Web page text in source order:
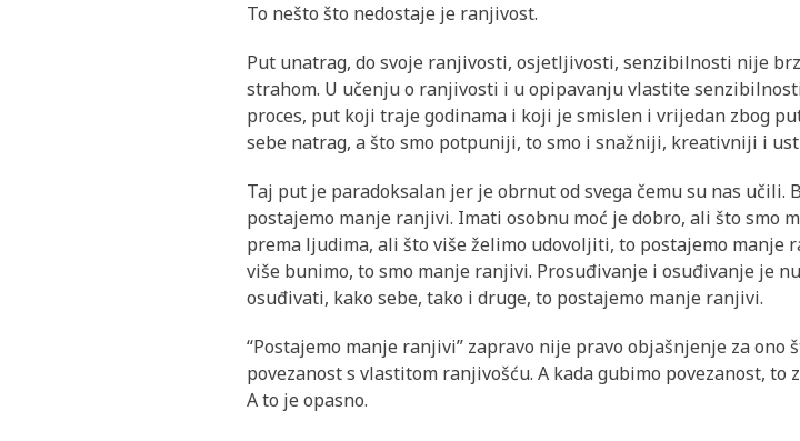
To nešto što nedostaje je ranjivost.
Put unatrag, do svoje ranjivosti, osjetljivosti, senzibilnosti nije
strahom. U učenju o ranjivosti i u opipavanju vlastite
proces, put koji traje godinama i koji je smislen i vrijedan zbog
sebe natrag, a što smo potpuniji, to smo i snažniji, kreativniji i
Taj put je paradoksalan jer je obrnut od svega čemu su nas učili.
postajemo manje ranjivi. Imati osobnu moć je dobro, ali što smo
prema ljudima, ali što više želimo udovoljiti, to postajemo manje
više bunimo, to smo manje ranjivi. Prosuđivanje i osuđivanje je
osuđivati, kako sebe, tako i druge, to postajemo manje ranjivi.
“Postajemo manje ranjivi” zapravo nije pravo objašnjenje za ono
povezanost s vlastitom ranjivošću. A kada gubimo povezanost,
A to je opasno.